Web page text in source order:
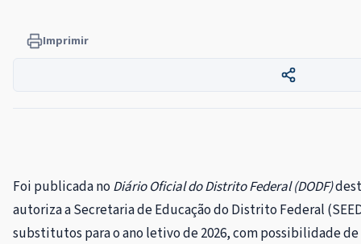
Imprimir
Foi publicada no Diário Oficial do Distrito Federal (DODF)
autoriza a Secretaria de Educação do Distrito Federal
substitutos para o ano letivo de 2026, com possibilidade de